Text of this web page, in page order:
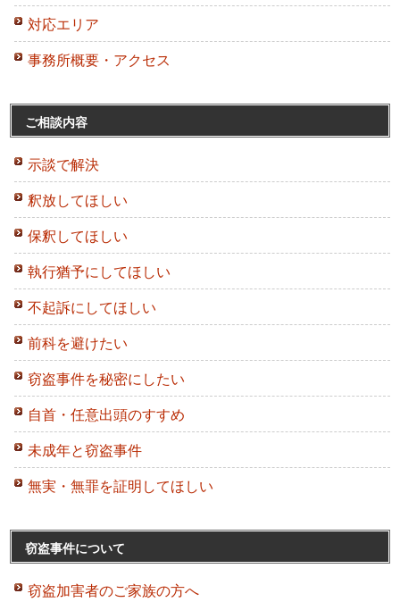
対応エリア
事務所概要・アクセス
ご相談内容
示談で解決
釈放してほしい
保釈してほしい
執行猶予にしてほしい
不起訴にしてほしい
前科を避けたい
窃盗事件を秘密にしたい
自首・任意出頭のすすめ
未成年と窃盗事件
無実・無罪を証明してほしい
窃盗事件について
窃盗加害者のご家族の方へ